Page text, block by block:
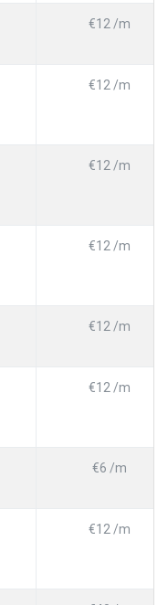
€12 /m
€12 /m
€12 /m
€12 /m
€12 /m
€12 /m
€6 /m
€12 /m